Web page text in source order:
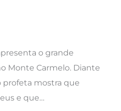
o grande
Monte Carmelo. Diante
mostra que
e que…